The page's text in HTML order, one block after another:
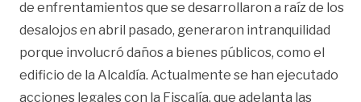
de enfrentamientos que se desarrollaron a raíz de los
desalojos en abril pasado, generaron intranquilidad
porque involucró daños a bienes públicos, como el
edificio de la Alcaldía. Actualmente se han ejecutado
acciones legales con la Fiscalía, que adelanta las